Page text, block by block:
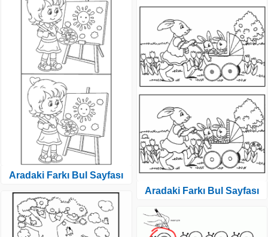
Aradaki Farkı Bul Sayfası
Aradaki Farkı Bul Sayfası